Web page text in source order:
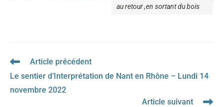
au retour ,en sortant du bois
Read
articles
Article précédent
Le sentier d’Interprétation de Nant en Rhône – Lundi 14
novembre 2022
Article suivant